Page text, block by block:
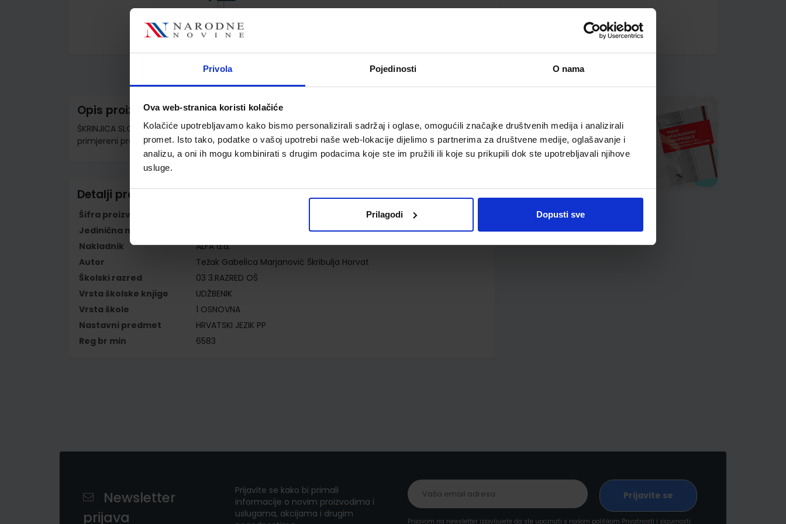
Privola Pojedinosti O nama
Ova web-stranica koristi kolačiće
Kolačiće upotrebljavamo kako bismo personalizirali sadržaj i oglase, omogućili značajke društvenih medija i analizirali
promet. Isto tako, podatke o vašoj upotrebi naše web-lokacije dijelimo s partnerima za društvene medije, oglašavanje i
analizu, a oni ih mogu kombinirati s drugim podacima koje ste im pružili ili koje su prikupili dok ste upotrebljavali njihove
usluge.
Prilagodi Dopusti sve
gallery
Opis proizvoda
ŠKRINJICA SLOVA I RIJEČI 3 - PP; 1. dio, Integrirani radni udžbenik (za učenike kojima je određen
primjereni program osnovnog odgoja i obrazovanja)
Detalji proizvoda
Šifra proizvoda
Jedinična mjera
Nakladnik
ALFA d.d.
Autor
Težak Gabelica Marjanović Škribulja Horvat
Školski razred
03 3.RAZRED OŠ
Vrsta školske knjige
UDŽBENIK
Vrsta škole
1 OSNOVNA
Nastavni predmet
HRVATSKI JEZIK PP
Reg br min
6583
Newsletter
prijava
Prijavite se kako bi primali
informacije o novim proizvodima i
uslugama, akcijama i drugim
Prijavom na newsletter izjavljujete da ste upoznati s našom politikom Privatnosti i sigurnosti